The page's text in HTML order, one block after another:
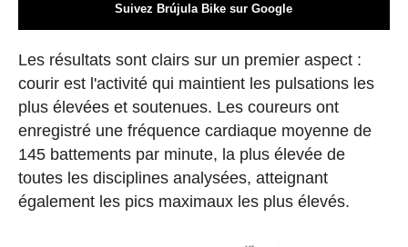
Suivez Brújula Bike sur Google
Les résultats sont clairs sur un premier aspect :
courir est l'activité qui maintient les pulsations les
plus élevées et soutenues. Les coureurs ont
enregistré une fréquence cardiaque moyenne de
145 battements par minute, la plus élevée de
toutes les disciplines analysées, atteignant
également les pics maximaux les plus élevés.